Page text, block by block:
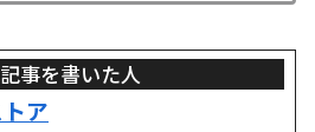
事を書いた人
ア